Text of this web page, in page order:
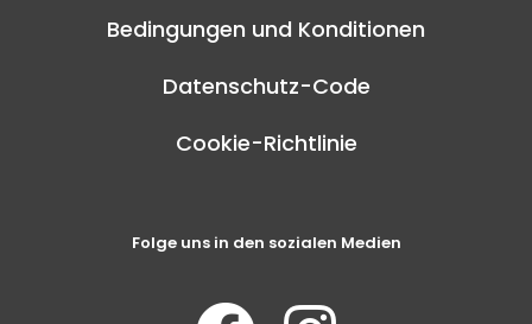
Bedingungen und Konditionen
Datenschutz-Code
Cookie-Richtlinie
Folge uns in den sozialen Medien